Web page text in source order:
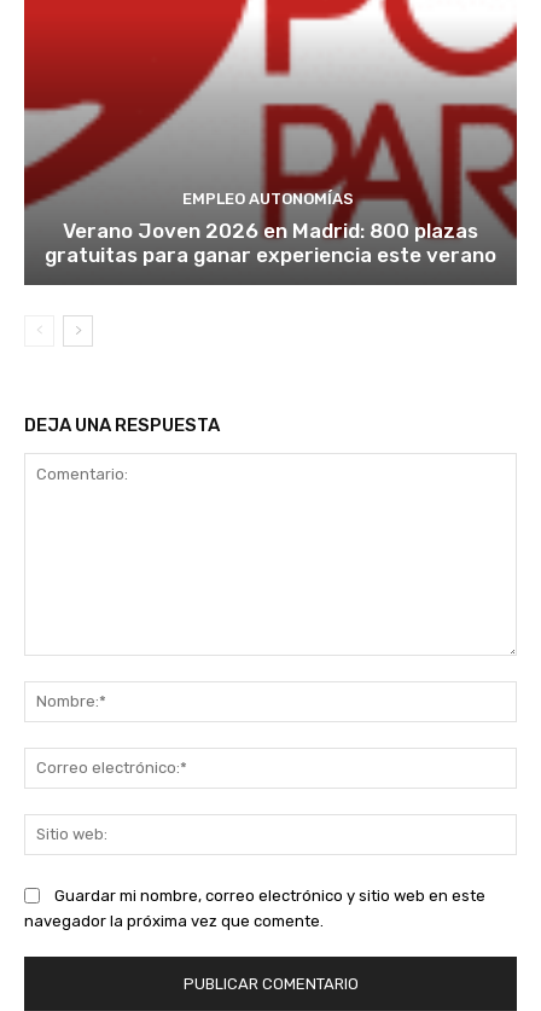
EMPLEO AUTONOMÍAS
Verano Joven 2026 en Madrid: 800 plazas
gratuitas para ganar experiencia este verano
DEJA UNA RESPUESTA
Guardar mi nombre, correo electrónico y sitio web en este
navegador la próxima vez que comente.